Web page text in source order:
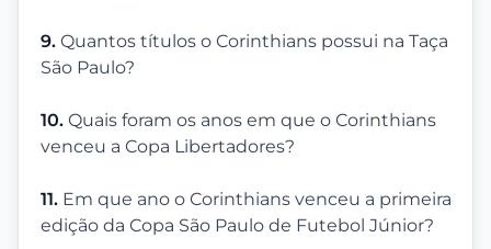
9. Quantos títulos o Corinthians possui na Taça
São Paulo?
10. Quais foram os anos em que o Corinthians
venceu a Copa Libertadores?
11. Em que ano o Corinthians venceu a primeira
edição da Copa São Paulo de Futebol Júnior?